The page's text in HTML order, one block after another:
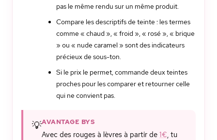
pas le même rendu sur un même produit.
Compare les descriptifs de teinte : les termes
comme « chaud », « froid », « rosé », « brique
» ou « nude caramel » sont des indicateurs
précieux de sous-ton.
Si le prix le permet, commande deux teintes
proches pour les comparer et retourner celle
qui ne convient pas.
💡AVANTAGE BYS
Avec des rouges à lèvres à partir de 1€, tu